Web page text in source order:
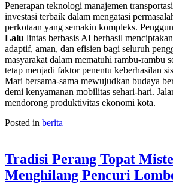
Penerapan teknologi manajemen
investasi terbaik dalam mengatasi
perkotaan yang semakin kompleks.
Lalu lintas berbasis AI berhasil
adaptif, aman, dan efisien bagi seluruh
masyarakat dalam mematuhi rambu-rambu
tetap menjadi faktor penentu keberhasilan
Mari bersama-sama mewujudkan budaya
demi kenyamanan mobilitas sehari-hari.
mendorong produktivitas ekonomi kota.
Posted in berita
Tradisi Perang Topat
Menghilang Pencuri